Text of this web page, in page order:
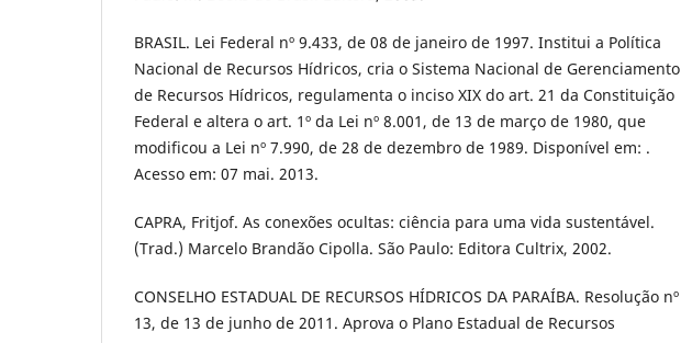
BRASIL. Lei Federal nº 9.433, de 08 de janeiro de 1997. Institui a Política
Nacional de Recursos Hídricos, cria o Sistema Nacional de Gerenciamento
de Recursos Hídricos, regulamenta o inciso XIX do art. 21 da Constituição
Federal e altera o art. 1º da Lei nº 8.001, de 13 de março de 1980, que
modificou a Lei nº 7.990, de 28 de dezembro de 1989. Disponível em: .
Acesso em: 07 mai. 2013.
CAPRA, Fritjof. As conexões ocultas: ciência para uma vida sustentável.
(Trad.) Marcelo Brandão Cipolla. São Paulo: Editora Cultrix, 2002.
CONSELHO ESTADUAL DE RECURSOS HÍDRICOS DA PARAÍBA. Resolução nº
13, de 13 de junho de 2011. Aprova o Plano Estadual de Recursos